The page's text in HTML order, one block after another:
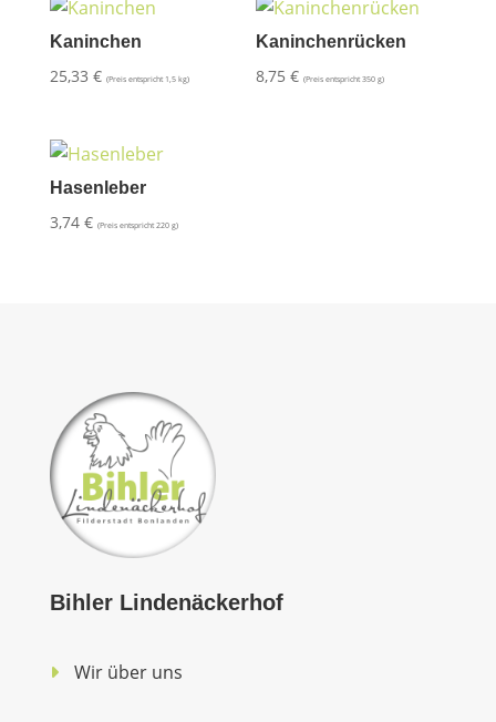
Kaninchen
25,33 € (Preis entspricht 1,5 kg)
Kaninchenrücken
8,75€ (Preis entspricht 350 g)
Hasenleber
3,74 € (Preis entspricht 220 g)
Bihler Lindenäckerhof
Wir über uns